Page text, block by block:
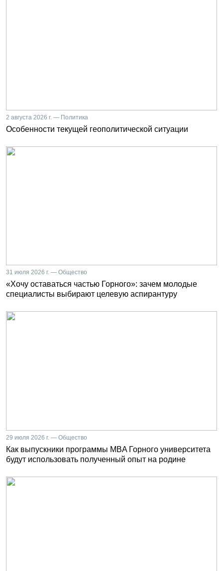
2 августа 2026 г. — Политика
Особенности текущей геополитической ситуации
31 июля 2026 г. — Общество
«Хочу оставаться частью Горного»: зачем молодые
специалисты выбирают целевую аспирантуру
29 июля 2026 г. — Общество
Как выпускники программы MBA Горного университета
будут использовать полученный опыт на родине